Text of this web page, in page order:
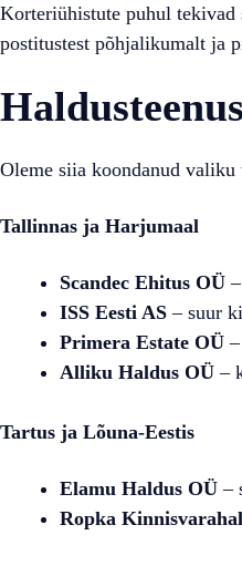
Korteriühistute puhul tekivad
postitustest põhjalikumalt ja
Oleme siia koondanud
Tallinnas ja Harjumaal
Scandec Ehitus OÜ
ISS Eesti AS – suur
Primera Estate OÜ
Alliku Haldus OÜ –
Tartus ja Lõuna-Eestis
Elamu Haldus OÜ –
Ropka